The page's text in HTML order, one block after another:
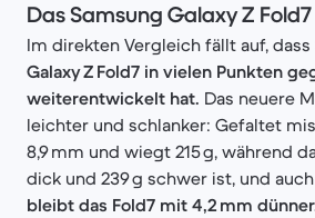
Das Samsung Galaxy Z Fold7
Im direkten Vergleich fällt auf, dass
Galaxy Z Fold7 in vielen Punkten
weiterentwickelt hat. Das neuere
leichter und schlanker: Gefaltet
8,9 mm und wiegt 215 g, während
dick und 239 g schwer ist, und auch
bleibt das Fold7 mit 4,2 mm